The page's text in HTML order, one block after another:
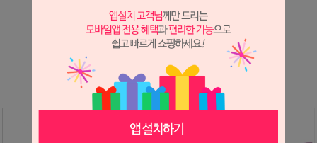
※ 필독해주세요 ※
는 시세 변동에 따라 가격이 달라질 수 있으니
문의 후 주문 바랍니다.